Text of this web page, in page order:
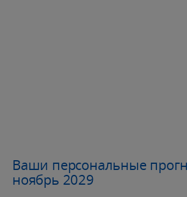
Ваши персональные
ноябрь 2029